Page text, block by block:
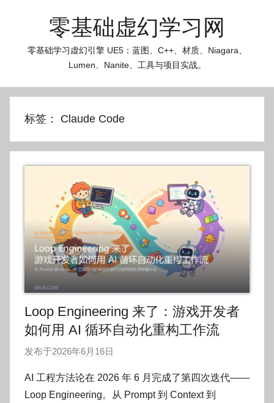
零基础虚幻学习网
零基础学习虚幻引擎 UE5：蓝图、C++、材质、Niagara、
Lumen、Nanite、工具与项目实战。
标签： Claude Code
Loop Engineering 来了：游戏开发者
如何用 AI 循环自动化重构工作流
发布于2026年6月16日
:
O
AI 工程方法论在 2026 年 6 月完成了第四次迭代——
Loop Engineering。从 Prompt 到 Context 到